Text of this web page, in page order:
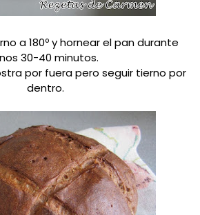
a 180º y hornear el pan durante
30-40 minutos.
por fuera pero seguir tierno por
dentro.